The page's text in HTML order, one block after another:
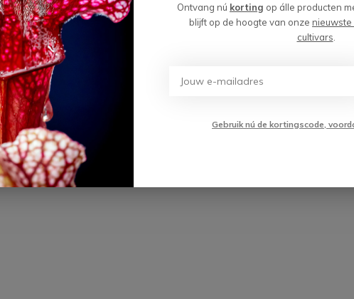
Trompetbekerplant "Eva" - groot
| ø 12 cm x ↕ 20-25 cm
€ 15,99
Ontvang nú korting op álle producten
blijft op de hoogte van onze nieuwste
cultivars
Gebruik nú de kortingscode,